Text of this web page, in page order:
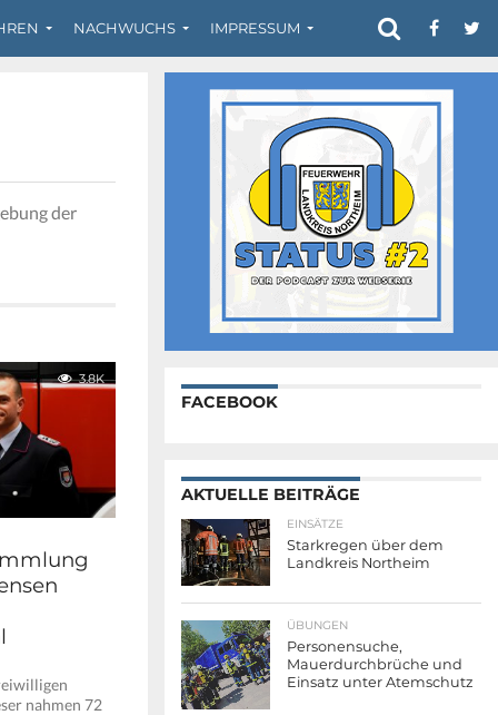
NACHWUCHS IMPRESSUM
der
3.8K
nahmen 72
FACEBOOK
AKTUELLE BEITRÄGE
EINSÄTZE
Starkregen über dem
Landkreis Northeim
ÜBUNGEN
Personensuche,
Mauerdurchbrüche und
Einsatz unter Atemschutz